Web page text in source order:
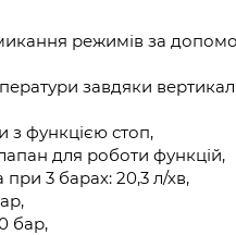
режимів за
завдяки
з функцією стоп,
для роботи функцій,
3 барах: 20,3 л/хв,
бар,